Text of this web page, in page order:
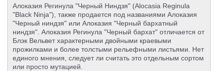
Алоказия Регинула "Черный Ниндзя" (Alocasia Reginula
"Black Ninja"), также продается под названиями Алоказия
"Черный ниндзя" или Алоказия "Черный бархатный
ниндзя". Алоказия Регинула "Черный бархат" отличается от
Блэк Вельвет характерными двойными краевыми
прожилками и более толстыми рельефными листьями. Нет
единого мнения, следует ли считать это отдельным сортом
или просто мутацией.